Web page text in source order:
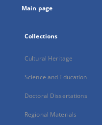
Main page
Collections
Cultural Heritage
Science and Education
Doctoral Dissertations
Regional Materials